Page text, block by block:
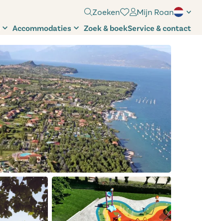
Zoeken Mijn Roan
Accommodaties Zoek & boekService & contact